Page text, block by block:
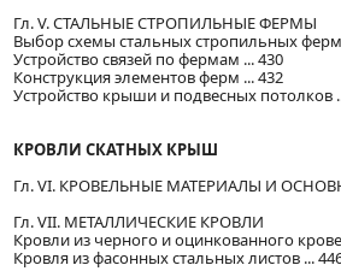
Гл. V. СТАЛЬНЫЕ СТРОПИЛЬНЫЕ ФЕРМЫ
Выбор схемы стальных стропильных ферм
Устройство связей по фермам ... 430
Конструкция элементов ферм ... 432
Устройство крыши и подвесных потолков
КРОВЛИ СКАТНЫХ КРЫШ
Гл. VI. КРОВЕЛЬНЫЕ МАТЕРИАЛЫ И
Гл. VII. МЕТАЛЛИЧЕСКИЕ КРОВЛИ
Кровли из черного и оцинкованного
Кровля из фасонных стальных листов ...